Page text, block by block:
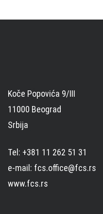
Koče Popovića 9/III
11000 Beograd
Srbija
Tel: +381 11 262 51 31
e-mail: fcs.office@fcs.rs
www.fcs.rs